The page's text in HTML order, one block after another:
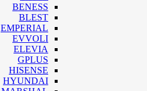
BENESS
BLEST
EMPERIAL
EVVOLI
ELEVIA
GPLUS
HISENSE
HYUNDAI